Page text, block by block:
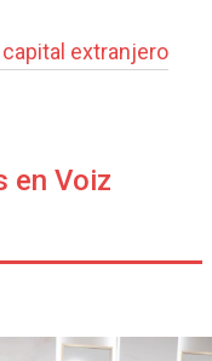
extranjero
en Voiz